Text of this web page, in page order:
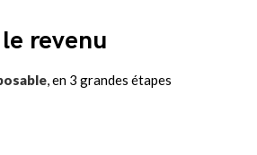
revenu
, en 3 grandes étapes